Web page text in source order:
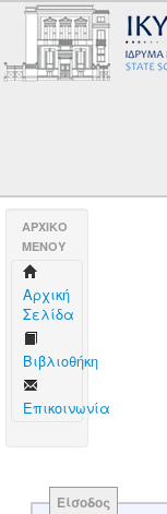
AΡΧΙΚΟ
ΜΕΝΟΥ
Aρχική
Σελίδα
Βιβλιοθήκη
Επικοινωνία
Είσοδος